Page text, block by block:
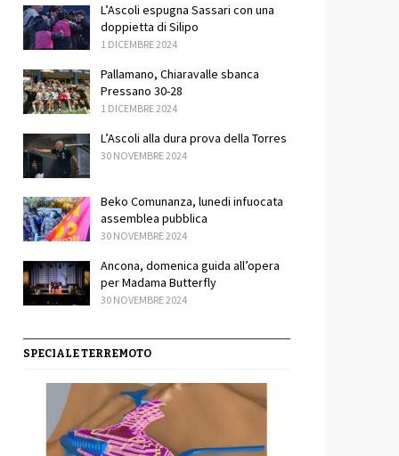
Condividi
L’Ascoli espugna Sassari con una
doppietta di Silipo
1 DICEMBRE 2024
Pallamano, Chiaravalle sbanca
Pressano 30-28
1 DICEMBRE 2024
L’Ascoli alla dura prova della Torres
30 NOVEMBRE 2024
Beko Comunanza, lunedi infuocata
assemblea pubblica
30 NOVEMBRE 2024
Ancona, domenica guida all’opera
per Madama Butterfly
30 NOVEMBRE 2024
SPECIALE TERREMOTO